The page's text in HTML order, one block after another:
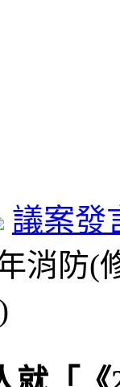
議案發
消防(